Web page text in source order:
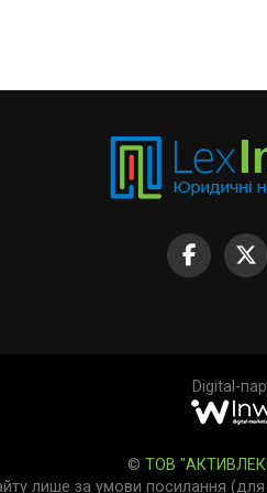
Digital-
© ТОВ
лише за умови посилання